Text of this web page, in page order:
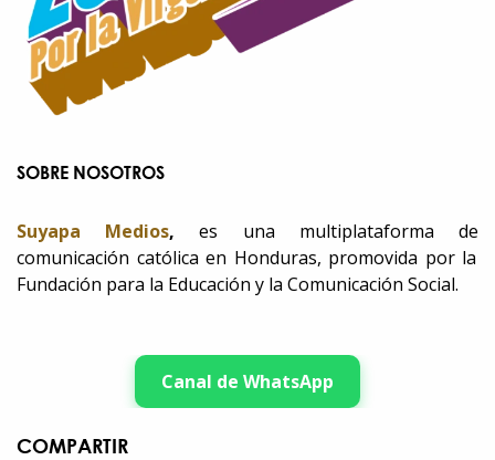
SOBRE NOSOTROS
Suyapa Medios, es una multiplataforma de
comunicación católica en Honduras, promovida por la
Fundación para la Educación y la Comunicación Social.
Canal de WhatsApp
COMPARTIR